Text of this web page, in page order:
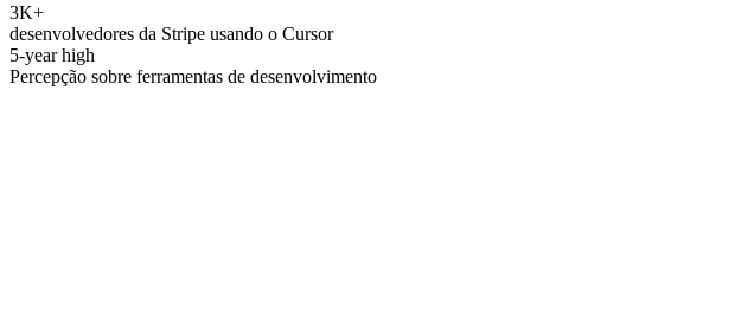
3K+
desenvolvedores da Stripe usando o Cursor
5-year high
Percepção sobre ferramentas de desenvolvimento